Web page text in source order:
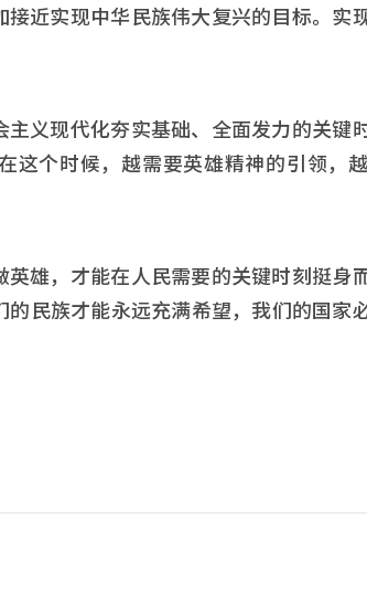
接近实现中华民族伟大复兴的目标。实
义现代化夯实基础、全面发力的关键
这个时候，越需要英雄精神的引领，
英雄，才能在人民需要的关键时刻挺身
民族才能永远充满希望，我们的国家